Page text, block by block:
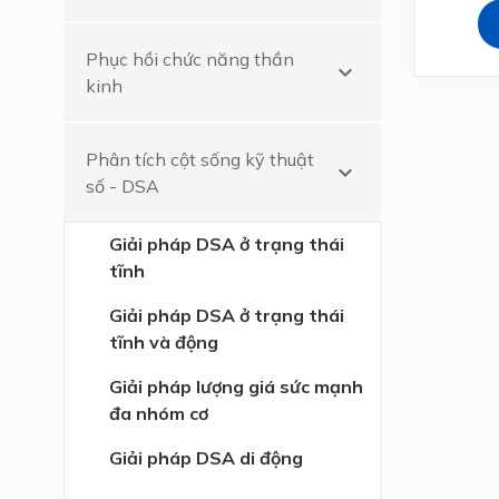
Phục hồi chức năng thần
kinh
keyboard_arrow_down
Phân tích cột sống kỹ thuật
số - DSA
keyboard_arrow_down
Giải pháp DSA ở trạng thái
tĩnh
Giải pháp DSA ở trạng thái
tĩnh và động
Giải pháp lượng giá sức mạnh
đa nhóm cơ
Giải pháp DSA di động